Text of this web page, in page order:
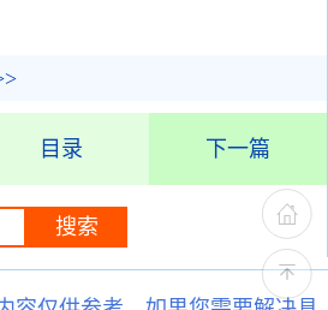
目录 下一篇